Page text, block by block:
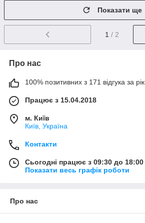
Показати ще
1 / 2
Про нас
100% позитивних з 171 відгука за рік
Працює з 15.04.2018
м. Київ
Київ, Україна
Контакти
Сьогодні працює з 09:30 до 18:00
Показати весь графік роботи
Про нас